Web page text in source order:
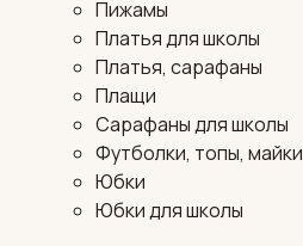
Пижамы
Платья для школы
Платья, сарафаны
Плащи
Сарафаны для школы
Футболки, топы, майки
Юбки
Юбки для школы